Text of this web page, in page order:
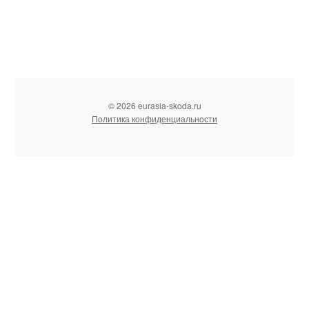
© 2026 eurasia-skoda.ru
Политика конфиденциальности